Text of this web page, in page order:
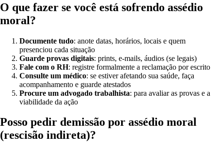
O que fazer se você está sofrendo assédio
moral?
Documente tudo: anote datas, horários, locais e quem
presenciou cada situação
Guarde provas digitais: prints, e-mails, áudios (se legais)
Fale com o RH: registre formalmente a reclamação por escrito
Consulte um médico: se estiver afetando sua saúde, faça
acompanhamento e guarde atestados
Procure um advogado trabalhista: para avaliar as provas e a
viabilidade da ação
Posso pedir demissão por assédio moral
(rescisão indireta)?